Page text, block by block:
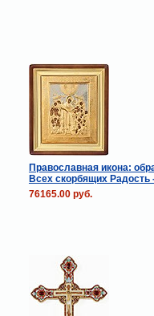
Православная икона:
Всех скорбящих Радость
76165.00 руб.